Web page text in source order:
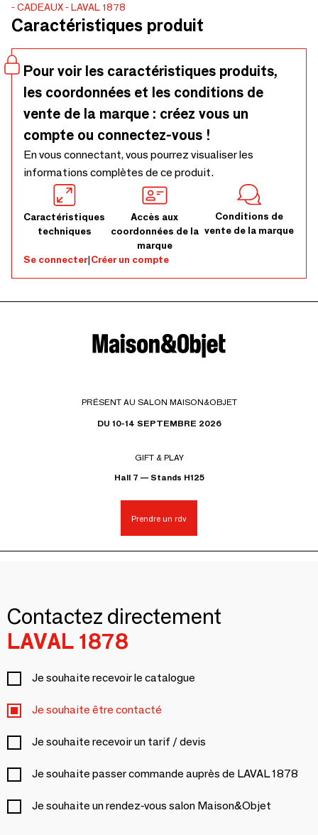
CADEAUX
LAVAL 1878
Caractéristiques produit
Pour voir les caractéristiques produits,
les coordonnées et les conditions de
vente de la marque : créez vous un
compte ou connectez-vous !
En vous connectant, vous pourrez visualiser les
informations complètes de ce produit.
Caractéristiques
techniques
Accès aux
coordonnées de la
marque
Conditions de
vente de la marque
Se connecter|Créer un compte
PRÉSENT AU SALON MAISON&OBJET
DU 10-14 SEPTEMBRE 2026
GIFT & PLAY
Hall 7 — Stands H125
Prendre un rdv
Contactez directement
LAVAL 1878
Je souhaite recevoir le catalogue
Je souhaite être contacté
Je souhaite recevoir un tarif / devis
Je souhaite passer commande auprès de LAVAL 1878
Je souhaite un rendez-vous salon Maison&Objet